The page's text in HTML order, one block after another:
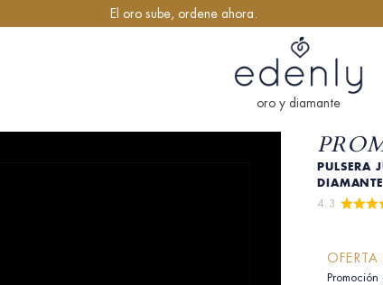
El oro sube, ordene ahora.
oro y diamante
PULSERA
DIAMANTE
4.3
OFERTA